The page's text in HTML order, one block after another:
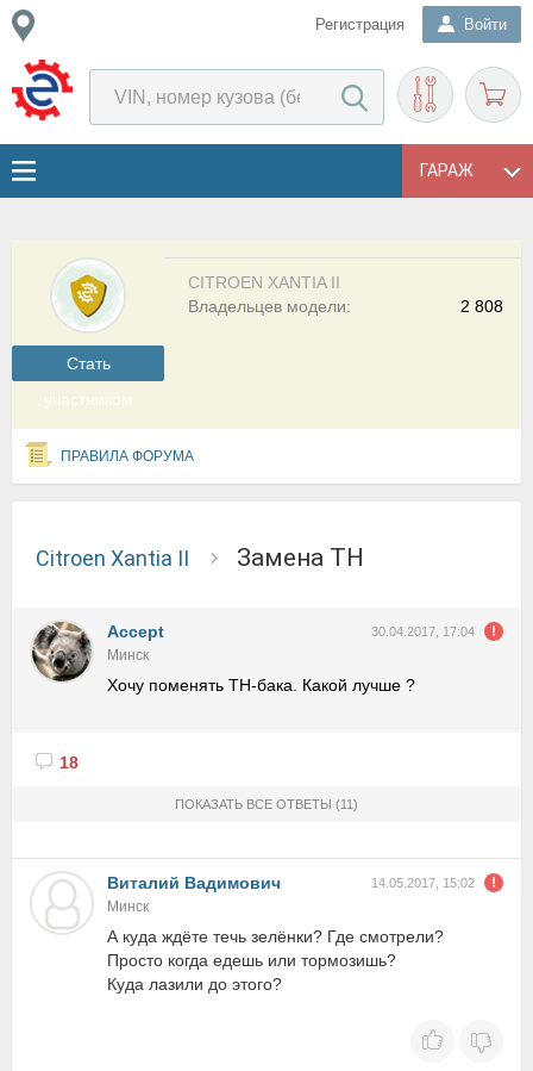
Регистрация Войти
ГАРАЖ
Cтать
участником
CITROEN XANTIA II
2 808
Владельцев модели:
ПРАВИЛА ФОРУМА
Citroen Xantia II Замена ТН
Accept 30.04.2017, 17:04
Минск
Хочу поменять ТН-бака. Какой лучше ?
18
ПОКАЗАТЬ ВСЕ ОТВЕТЫ (11)
Виталий Вадимович 14.05.2017, 15:02
Минск
А куда ждёте течь зелёнки? Где смотрели?
Просто когда едешь или тормозишь?
Куда лазили до этого?